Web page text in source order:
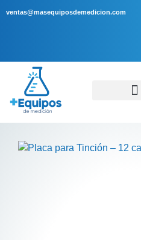
ventas@masequiposdemedicion.com